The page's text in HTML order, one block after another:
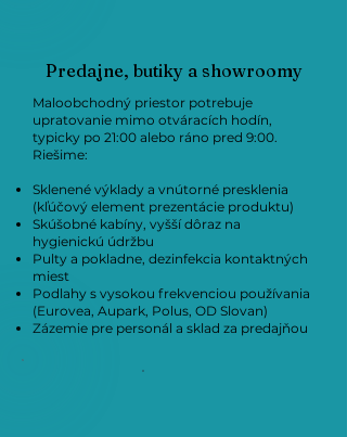
Predajne, butiky a showroomy
Maloobchodný priestor potrebuje
upratovanie mimo otváracích hodín,
typicky po 21:00 alebo ráno pred 9:00.
Riešime:
Sklenené výklady a vnútorné presklenia
(kľúčový element prezentácie produktu)
Skúšobné kabíny, vyšší dôraz na
hygienickú údržbu
Pulty a pokladne, dezinfekcia kontaktných
miest
Podlahy s vysokou frekvenciou používania
(Eurovea, Aupark, Polus, OD Slovan)
Zázemie pre personál a sklad za predajňou